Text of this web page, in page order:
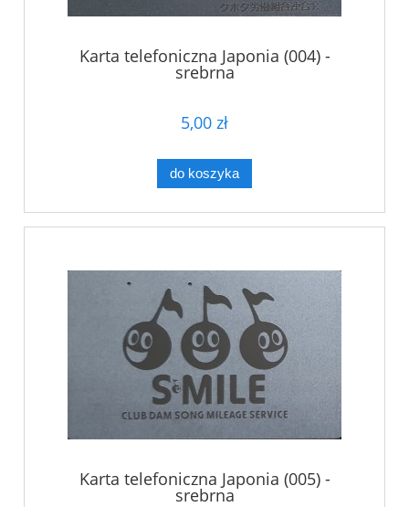
Karta telefoniczna Japonia (004) -
srebrna
5,00 zł
do koszyka
Karta telefoniczna Japonia (005) -
srebrna